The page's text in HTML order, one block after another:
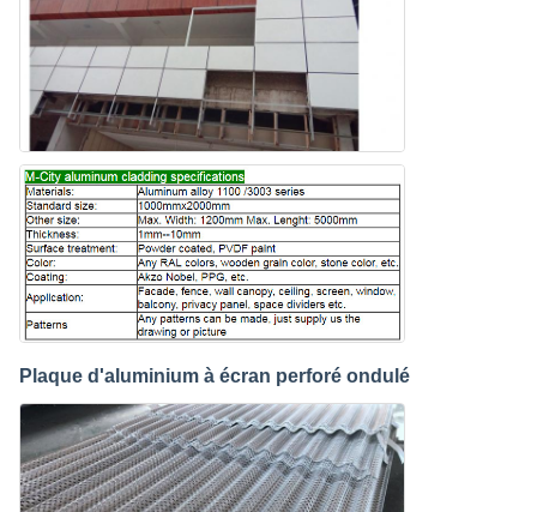
Plaque d'aluminium à écran perforé ondulé